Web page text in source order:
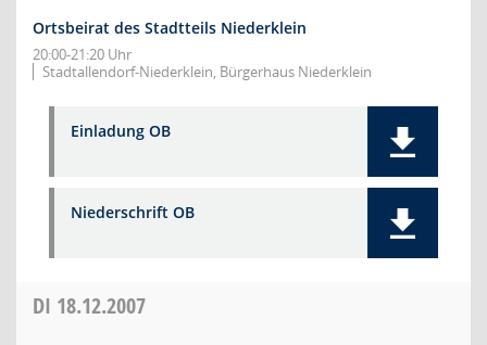
Ortsbeirat des Stadtteils Niederklein
20:00-21:20 Uhr
Stadtallendorf-Niederklein, Bürgerhaus Niederklein
Einladung OB
Niederschrift OB
DI 18.12.2007